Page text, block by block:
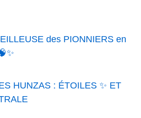
des PIONNIERS en
HUNZAS : ÉTOILES ✨ ET